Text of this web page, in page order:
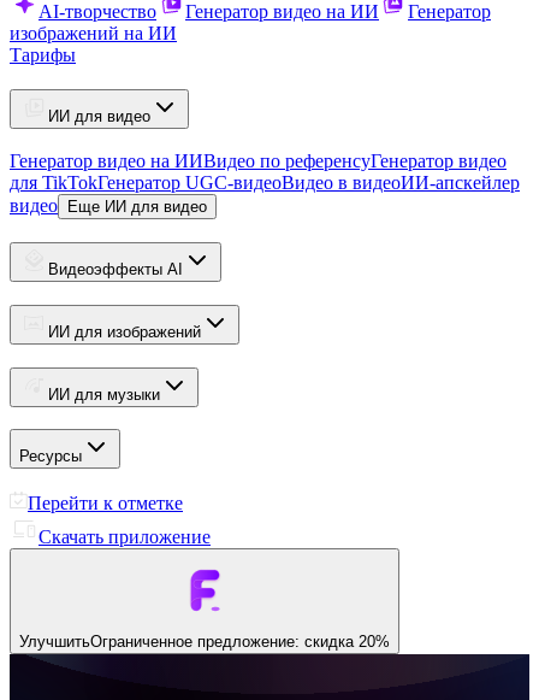
AI-творчество Генератор видео на ИИ
Генератор
изображений на ИИ
Тарифы
ИИ для видео
Генератор видео на ИИВидео по референсуГенератор видео
для TikTokГенератор UGC-видеоВидео в видеоИИ-апскейлер
видео
Еще ИИ для видео
Видеоэффекты AI
ИИ для изображений
ИИ для музыки
Ресурсы
Перейти к отметке
Скачать приложение
УлучшитьОграниченное предложение: скидка 20%